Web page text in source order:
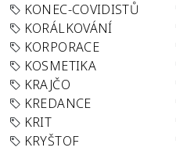
KONEC-COVIDISTŮ
KORÁLKOVÁNÍ
KORPORACE
KOSMETIKA
KRAJČO
KREDANCE
KRIT
KRYŠTOF